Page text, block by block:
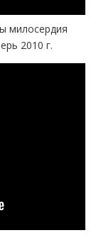
милосердия
2010 г.